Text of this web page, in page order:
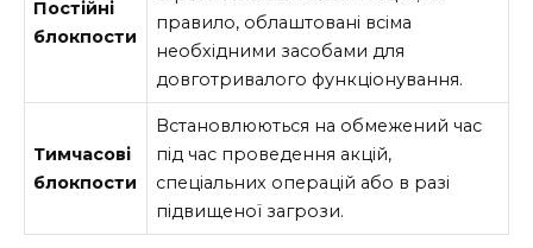
Постійні
блокпости
правило, облаштовані всіма
необхідними засобами для
довготривалого функціонування.
Тимчасові
блокпости
Встановлюються на обмежений час
під час проведення акцій,
спеціальних операцій або в разі
підвищеної загрози.